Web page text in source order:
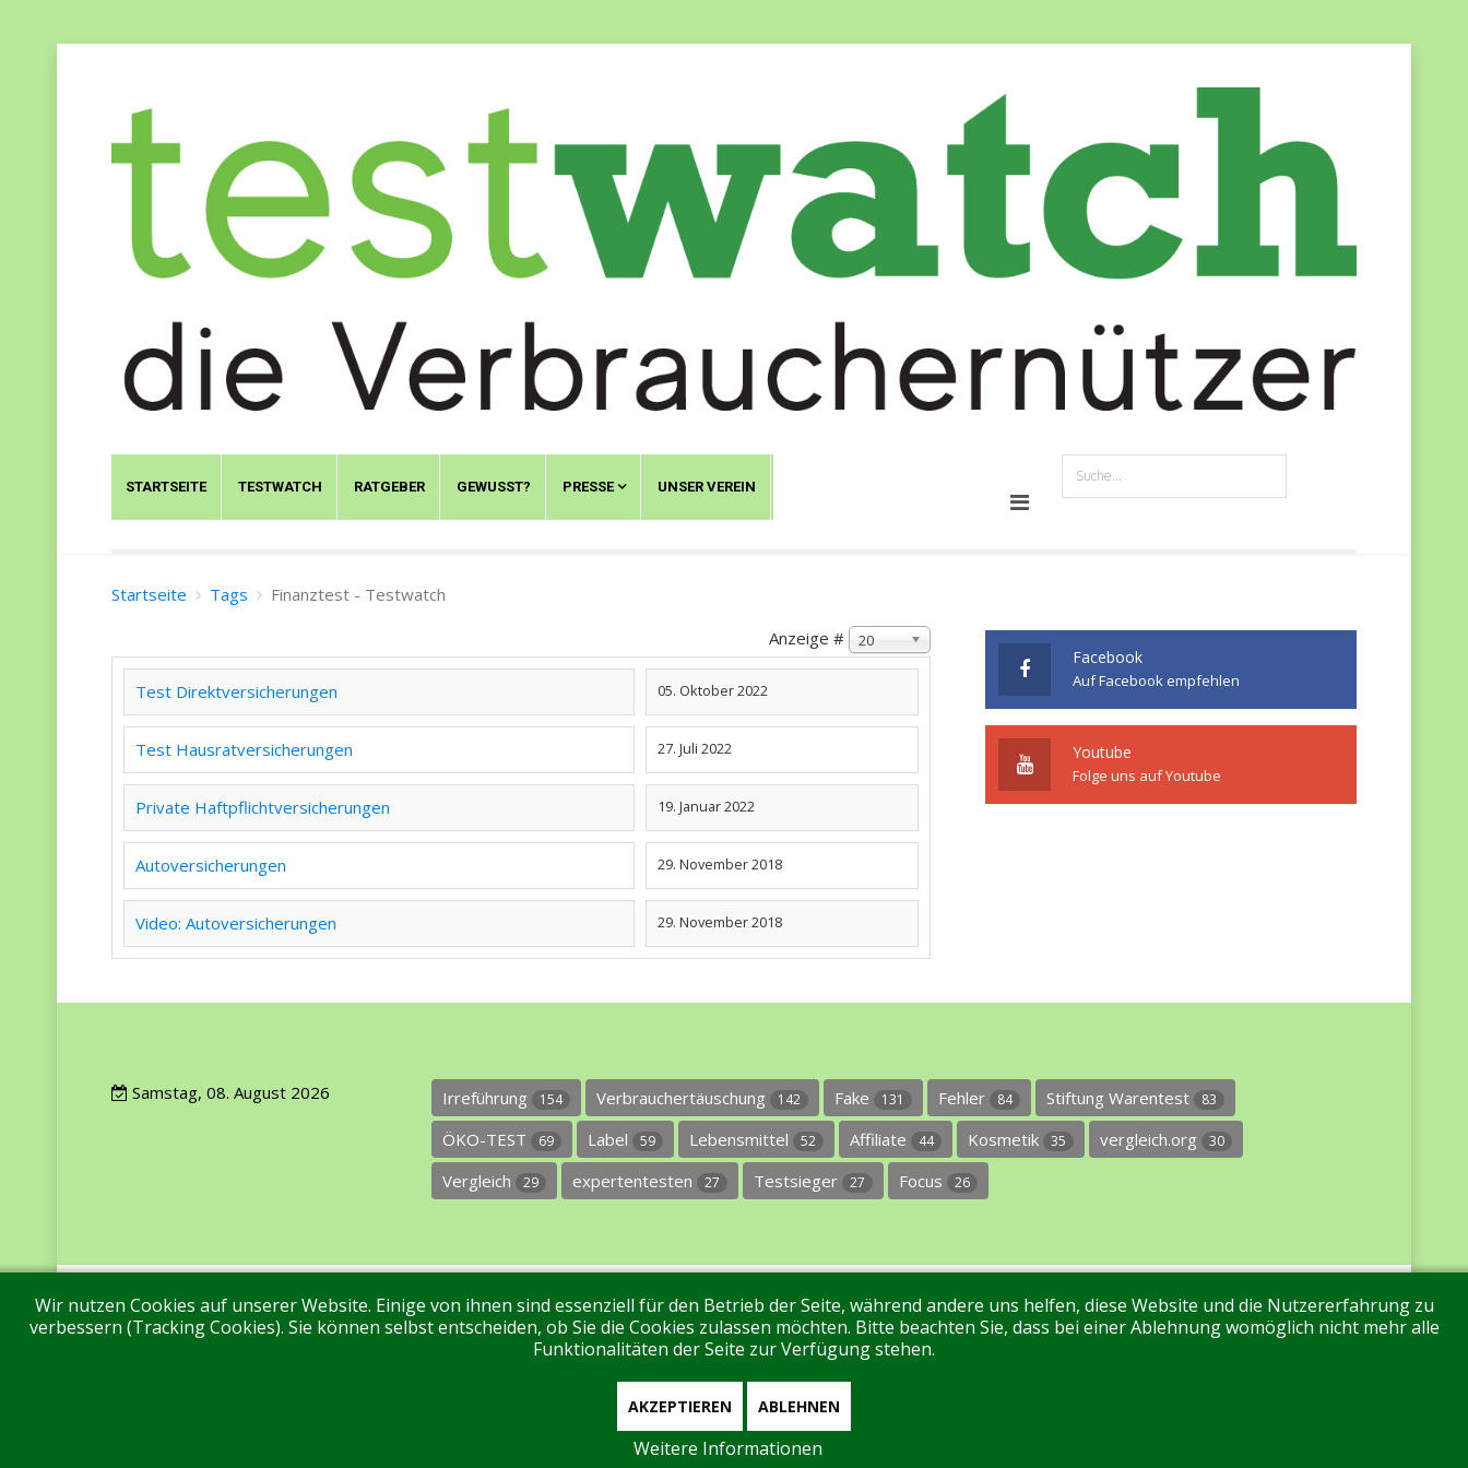
STARTSEITE TESTWATCH RATGEBER GEWUSST? PRESSE UNSER VEREIN
Startseite Tags
Finanztest - Testwatch
Anzeige #
20
Test Direktversicherungen 05. Oktober 2022
Test Hausratversicherungen 27. Juli 2022
Private Haftpflichtversicherungen 19. Januar 2022
Autoversicherungen 29. November 2018
Video: Autoversicherungen 29. November 2018
Facebook
Auf Facebook empfehlen
Youtube
Folge uns auf Youtube
Samstag, 08. August 2026 Irreführung 154 Verbrauchertäuschung 142 Fake 131 Fehler 84 Stiftung Warentest 83
ÖKO-TEST 69 Label 59 Lebensmittel 52 Affiliate 44 Kosmetik 35 vergleich.org 30
Vergleich 29 expertentesten 27 Testsieger 27 Focus 26
Impressum Datenschutz Über uns Kontakt Tags Unterstützen Sie uns! Login
Wir nutzen Cookies auf unserer Website. Einige von ihnen sind essenziell für den Betrieb der Seite, während andere uns helfen, diese Website und die Nutzererfahrung zu
verbessern (Tracking Cookies). Sie können selbst entscheiden, ob Sie die Cookies zulassen möchten. Bitte beachten Sie, dass bei einer Ablehnung womöglich nicht mehr alle
Funktionalitäten der Seite zur Verfügung stehen.
AKZEPTIEREN ABLEHNEN
Weitere Informationen